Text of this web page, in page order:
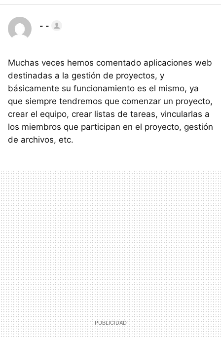
- -
Muchas veces hemos comentado aplicaciones web
destinadas a la gestión de proyectos, y
básicamente su funcionamiento es el mismo, ya
que siempre tendremos que comenzar un proyecto,
crear el equipo, crear listas de tareas, vincularlas a
los miembros que participan en el proyecto, gestión
de archivos, etc.